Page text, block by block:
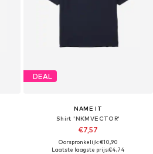
DEAL
NAME IT
Shirt 'NKMVECTOR'
€7,57
Oorspronkelijk: €10,90
Laatste laagste prijs:€4,74